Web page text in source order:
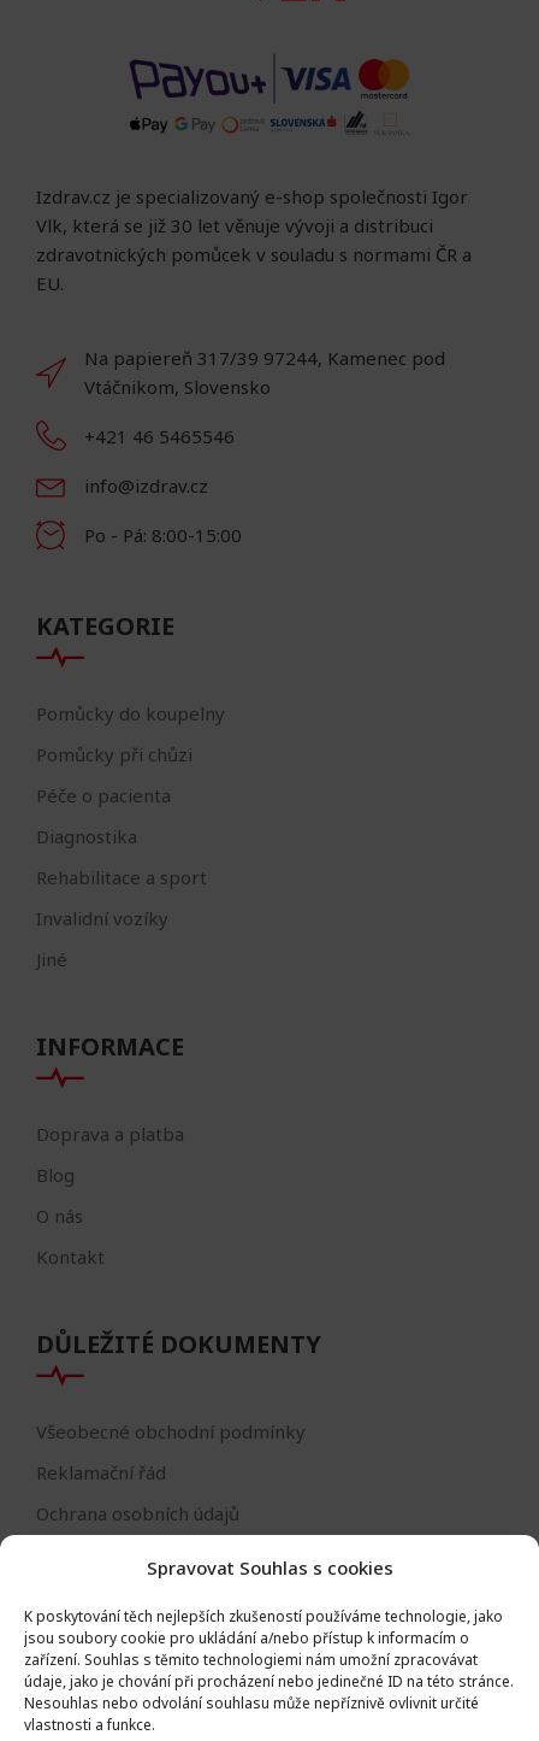
Spravovat Souhlas s cookies
K poskytování těch nejlepších zkušeností používáme technologie, jako
jsou soubory cookie pro ukládání a/nebo přístup k informacím o
zařízení. Souhlas s těmito technologiemi nám umožní zpracovávat
údaje, jako je chování při procházení nebo jedinečné ID na této stránce.
Nesouhlas nebo odvolání souhlasu může nepříznivě ovlivnit určité
vlastnosti a funkce.
Izdrav.cz je specializovaný e-shop společnosti Igor
Vlk, která se již 30 let věnuje vývoji a distribuci
zdravotnických pomůcek v souladu s normami ČR a
EU.
Na papiereň 317/39 97244, Kamenec pod
Vtáčnikom, Slovensko
+421 46 5465546
info@izdrav.cz
Po - Pá: 8:00-15:00
KATEGORIE
Pomůcky do koupelny
Pomůcky při chůzi
Péče o pacienta
Diagnostika
Rehabilitace a sport
Invalidní vozíky
Jiné
INFORMACE
Doprava a platba
Blog
O nás
Kontakt
DŮLEŽITÉ DOKUMENTY
Všeobecné obchodní podmínky
Reklamační řád
Ochrana osobních údajů
Formulář - odstoupení od smlouvy
Odstoupení od smlouvy